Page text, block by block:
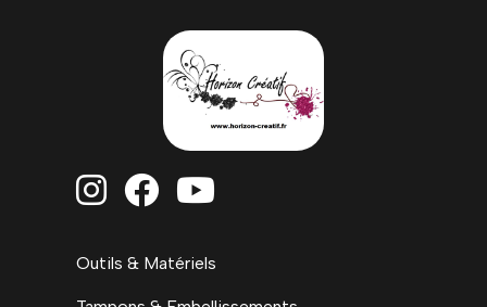
  
Outils & Matériels